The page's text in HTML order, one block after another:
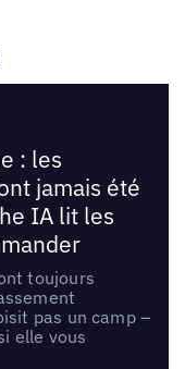
: les
jamais été
IA lit les
toujours
pas un camp –
elle vous